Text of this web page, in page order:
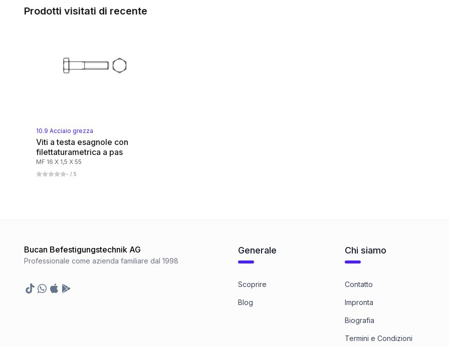
Prodotti visitati di recente
10.9 Acciaio grezza
Viti a testa esagnole con
filettaturametrica a pas
MF 16 X 1,5 X 55
- / 5
Bucan Befestigungstechnik AG
Professionale come azienda familiare dal 1998
TikTokWhatsapp
Appstore
Google Play Store
Generale
Scoprire
Blog
Chi siamo
Contatto
Impronta
Biografia
Termini e Condizioni